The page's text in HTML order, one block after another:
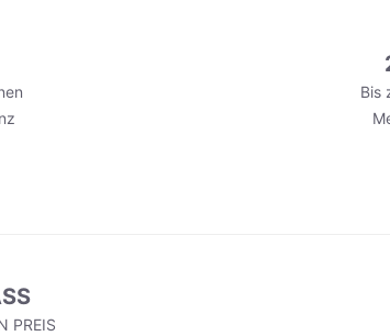
Bis
PREIS